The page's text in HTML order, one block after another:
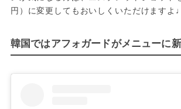
円）に変更してもおいしくいただけますよ♩
韓国ではアフォガードがメニューに新